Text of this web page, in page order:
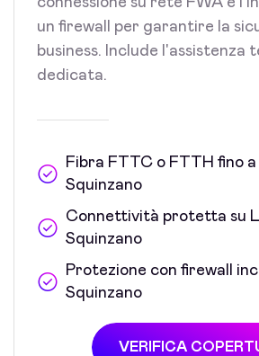
un firewall per garantire la
business. Include l'assistenza
dedicata.
Fibra FTTC o FTTH fino a
Squinzano
Connettività protetta su
Squinzano
Protezione con firewall
Squinzano
VERIFICA